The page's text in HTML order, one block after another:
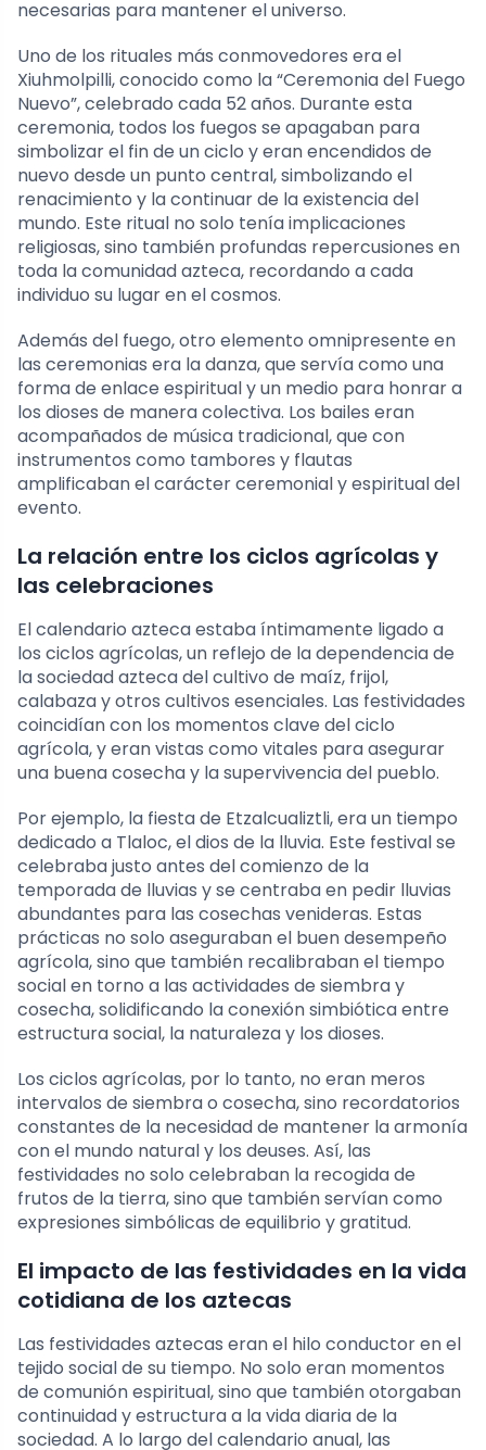
necesarias para mantener el universo.
Uno de los rituales más conmovedores era el
Xiuhmolpilli, conocido como la “Ceremonia del Fuego
Nuevo”, celebrado cada 52 años. Durante esta
ceremonia, todos los fuegos se apagaban para
simbolizar el fin de un ciclo y eran encendidos de
nuevo desde un punto central, simbolizando el
renacimiento y la continuar de la existencia del
mundo. Este ritual no solo tenía implicaciones
religiosas, sino también profundas repercusiones en
toda la comunidad azteca, recordando a cada
individuo su lugar en el cosmos.
Además del fuego, otro elemento omnipresente en
las ceremonias era la danza, que servía como una
forma de enlace espiritual y un medio para honrar a
los dioses de manera colectiva. Los bailes eran
acompañados de música tradicional, que con
instrumentos como tambores y flautas
amplificaban el carácter ceremonial y espiritual del
evento.
La relación entre los ciclos agrícolas y
las celebraciones
El calendario azteca estaba íntimamente ligado a
los ciclos agrícolas, un reflejo de la dependencia de
la sociedad azteca del cultivo de maíz, frijol,
calabaza y otros cultivos esenciales. Las festividades
coincidían con los momentos clave del ciclo
agrícola, y eran vistas como vitales para asegurar
una buena cosecha y la supervivencia del pueblo.
Por ejemplo, la fiesta de Etzalcualiztli, era un tiempo
dedicado a Tlaloc, el dios de la lluvia. Este festival se
celebraba justo antes del comienzo de la
temporada de lluvias y se centraba en pedir lluvias
abundantes para las cosechas venideras. Estas
prácticas no solo aseguraban el buen desempeño
agrícola, sino que también recalibraban el tiempo
social en torno a las actividades de siembra y
cosecha, solidificando la conexión simbiótica entre
estructura social, la naturaleza y los dioses.
Los ciclos agrícolas, por lo tanto, no eran meros
intervalos de siembra o cosecha, sino recordatorios
constantes de la necesidad de mantener la armonía
con el mundo natural y los deuses. Así, las
festividades no solo celebraban la recogida de
frutos de la tierra, sino que también servían como
expresiones simbólicas de equilibrio y gratitud.
El impacto de las festividades en la vida
cotidiana de los aztecas
Las festividades aztecas eran el hilo conductor en el
tejido social de su tiempo. No solo eran momentos
de comunión espiritual, sino que también otorgaban
continuidad y estructura a la vida diaria de la
sociedad. A lo largo del calendario anual, las